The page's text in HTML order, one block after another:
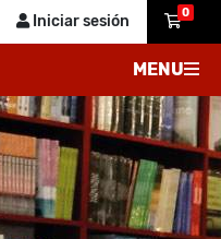
Iniciar sesión 0
MENU